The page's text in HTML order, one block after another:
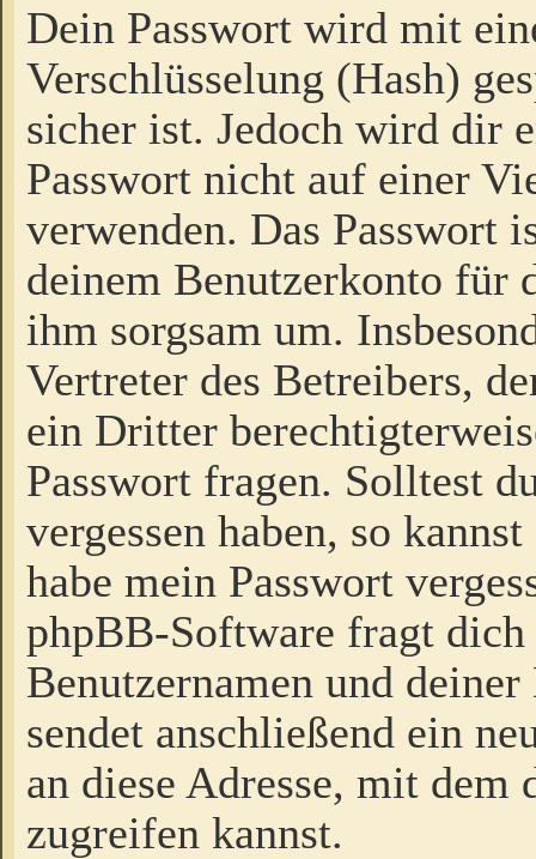
Dein Passwort wird mit
Verschlüsselung (Hash)
sicher ist. Jedoch wird dir
Passwort nicht auf einer
verwenden. Das Passwort
deinem Benutzerkonto für
ihm sorgsam um.
Vertreter des Betreibers,
ein Dritter
Passwort fragen. Solltest
vergessen haben, so
habe mein Passwort
phpBB-Software fragt dich
Benutzernamen und
sendet anschließend ein
an diese Adresse, mit dem
zugreifen kannst.